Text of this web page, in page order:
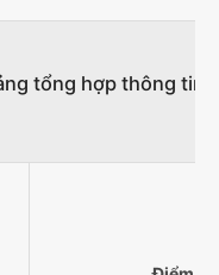
tổng hợp thông tin